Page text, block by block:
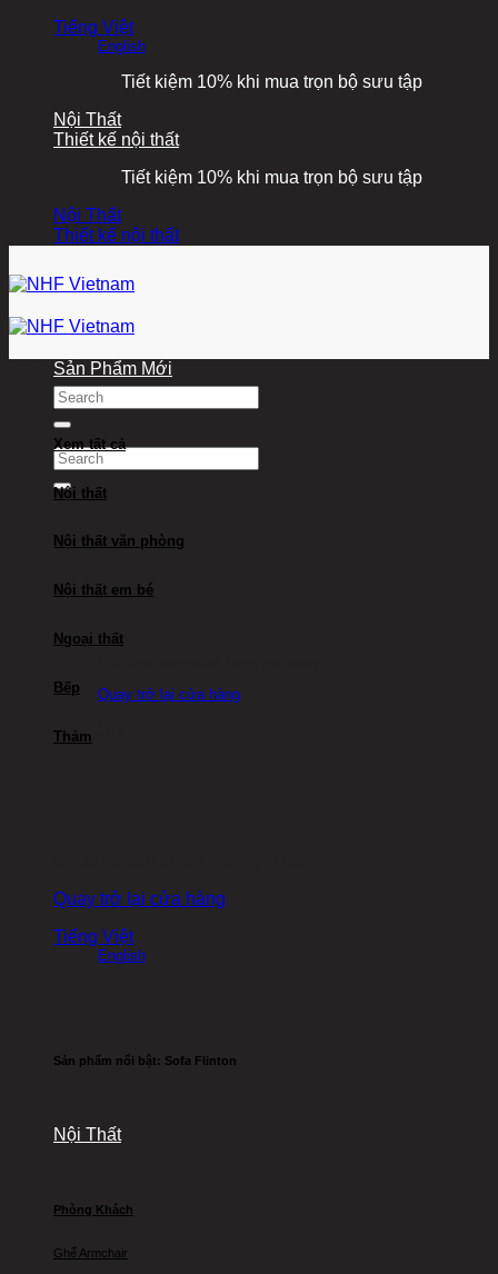
Tiếng Việt
English
Tiết kiệm 10% khi mua trọn bộ sưu tập
Nội Thất
Thiết kế nội thất
Tiết kiệm 10% khi mua trọn bộ sưu tập
Nội Thất
Thiết kế nội thất
Tìm
kiếm:
Tìm
kiếm:
Quay trở lại cửa hàng
Giỏ hàng
Quay trở lại cửa hàng
Tiếng Việt
English
Sản Phẩm Mới
Xem tất cả
Nội thất
Nội thất văn phòng
Nội thất em bé
Ngoại thất
Bếp
Thảm
Sản phẩm nổi bật: Sofa Flinton
Nội Thất
Phòng Khách
Ghế Armchair